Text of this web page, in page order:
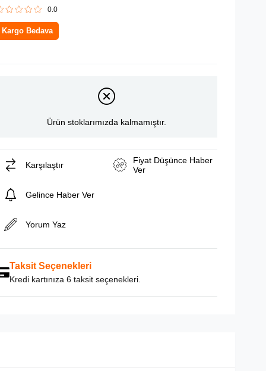
0.0
Kargo Bedava
Ürün stoklarımızda kalmamıştır.
Karşılaştır
Fiyat Düşünce Haber
Ver
Gelince Haber Ver
Yorum Yaz
Taksit Seçenekleri
Kredi kartınıza 6 taksit seçenekleri.